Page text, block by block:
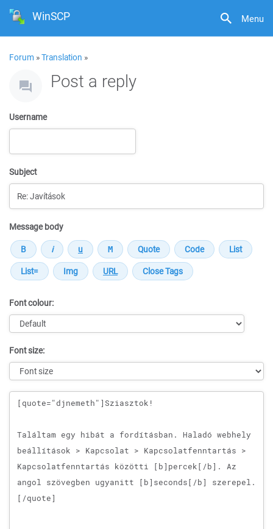
Menu
WinSCP
Forum »Translation »
Post a reply
Username
Subject
Message body
Font colour:
Font size:
Message